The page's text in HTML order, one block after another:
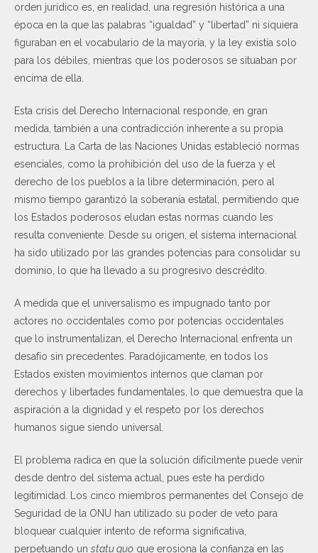
orden jurídico es, en realidad, una regresión histórica a una
época en la que las palabras “igualdad” y “libertad” ni siquiera
figuraban en el vocabulario de la mayoría, y la ley existía solo
para los débiles, mientras que los poderosos se situaban por
encima de ella.
Esta crisis del Derecho Internacional responde, en gran
medida, también a una contradicción inherente a su propia
estructura. La Carta de las Naciones Unidas estableció normas
esenciales, como la prohibición del uso de la fuerza y el
derecho de los pueblos a la libre determinación, pero al
mismo tiempo garantizó la soberanía estatal, permitiendo que
los Estados poderosos eludan estas normas cuando les
resulta conveniente. Desde su origen, el sistema internacional
ha sido utilizado por las grandes potencias para consolidar su
dominio, lo que ha llevado a su progresivo descrédito.
A medida que el universalismo es impugnado tanto por
actores no occidentales como por potencias occidentales
que lo instrumentalizan, el Derecho Internacional enfrenta un
desafío sin precedentes. Paradójicamente, en todos los
Estados existen movimientos internos que claman por
derechos y libertades fundamentales, lo que demuestra que la
aspiración a la dignidad y el respeto por los derechos
humanos sigue siendo universal.
El problema radica en que la solución difícilmente puede venir
desde dentro del sistema actual, pues este ha perdido
legitimidad. Los cinco miembros permanentes del Consejo de
Seguridad de la ONU han utilizado su poder de veto para
bloquear cualquier intento de reforma significativa,
perpetuando un statu quo que erosiona la confianza en las